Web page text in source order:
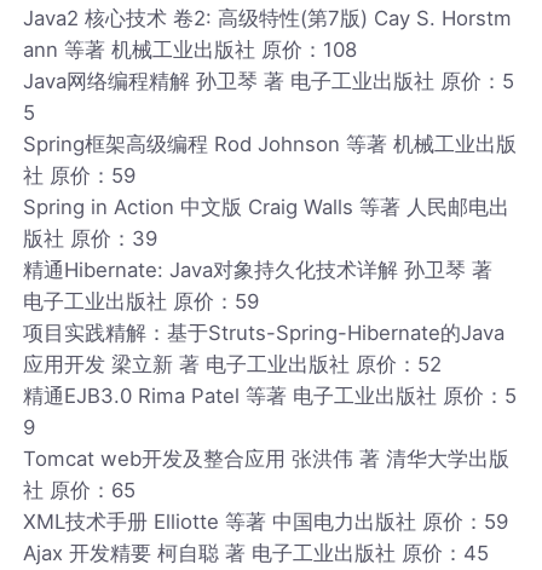
Java2 核心技术 卷2: 高级特性(第7版) Cay S. Horstm
ann 等著 机械工业出版社 原价：108
Java网络编程精解 孙卫琴 著 电子工业出版社 原价：5
5
Spring框架高级编程 Rod Johnson 等著 机械工业出版
社 原价：59
Spring in Action 中文版 Craig Walls 等著 人民邮电出
版社 原价：39
精通Hibernate: Java对象持久化技术详解 孙卫琴 著
电子工业出版社 原价：59
项目实践精解：基于Struts-Spring-Hibernate的Java
应用开发 梁立新 著 电子工业出版社 原价：52
精通EJB3.0 Rima Patel 等著 电子工业出版社 原价：5
9
Tomcat web开发及整合应用 张洪伟 著 清华大学出版
社 原价：65
XML技术手册 Elliotte 等著 中国电力出版社 原价：59
Ajax 开发精要 柯自聪 著 电子工业出版社 原价：45